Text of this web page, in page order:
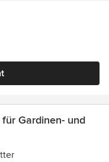
Gardinen- und